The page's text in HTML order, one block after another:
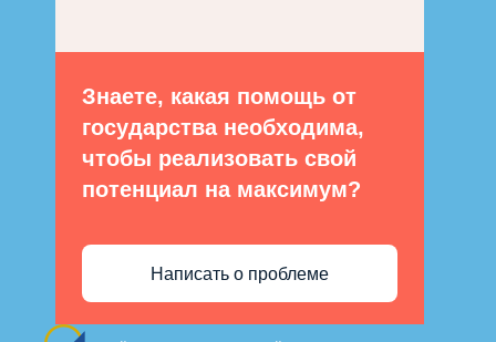
Знаете, какая помощь от
государства необходима,
чтобы реализовать свой
потенциал на максимум?
Написать о проблеме